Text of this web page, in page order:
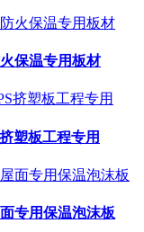
保温专用板材
塑板工程专用
专用保温泡沫板